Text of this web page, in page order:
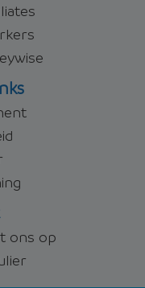
ons op